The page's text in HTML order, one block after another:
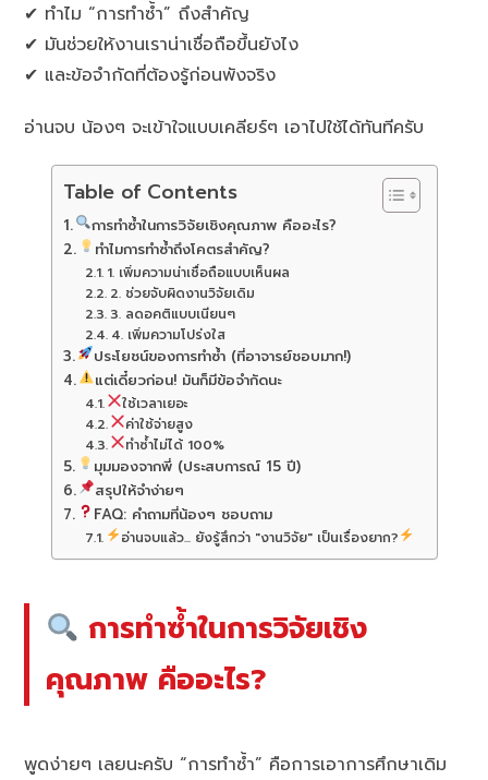
✔ ทำไม “การทำซ้ำ” ถึงสำคัญ
✔ มันช่วยให้งานเราน่าเชื่อถือขึ้นยังไง
✔ และข้อจำกัดที่ต้องรู้ก่อนพังจริง
อ่านจบ น้องๆ จะเข้าใจแบบเคลียร์ๆ เอาไปใช้ได้ทันทีครับ
Table of Contents
การทำซ้ำในการวิจัยเชิงคุณภาพ คืออะไร?
ทำไมการทำซ้ำถึงโคตรสำคัญ?
1. เพิ่มความน่าเชื่อถือแบบเห็นผล
2. ช่วยจับผิดงานวิจัยเดิม
3. ลดอคติแบบเนียนๆ
4. เพิ่มความโปร่งใส
ประโยชน์ของการทำซ้ำ (ที่อาจารย์ชอบมาก!)
แต่เดี๋ยวก่อน! มันก็มีข้อจำกัดนะ
ใช้เวลาเยอะ
ค่าใช้จ่ายสูง
ทำซ้ำไม่ได้ 100%
มุมมองจากพี่ (ประสบการณ์ 15 ปี)
สรุปให้จำง่ายๆ
FAQ: คำถามที่น้องๆ ชอบถาม
อ่านจบแล้ว... ยังรู้สึกว่า "งานวิจัย" เป็นเรื่องยาก?
การทำซ้ำในการวิจัยเชิง
คุณภาพ คืออะไร?
พูดง่ายๆ เลยนะครับ “การทำซ้ำ” คือการเอาการศึกษาเดิม